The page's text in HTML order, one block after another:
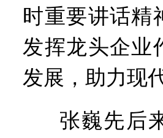
336
河南
习近
郑州
省政
“建
豫篮
时重要讲话精
发挥龙头企业
发展，助力现
张巍先后